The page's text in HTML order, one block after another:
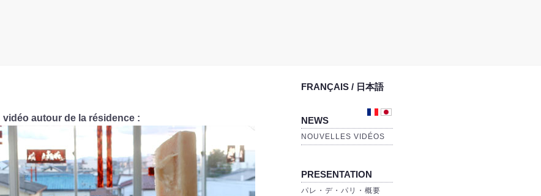
vidéo autour de la résidence :
FRANÇAIS / 日本語
NEWS
NOUVELLES VIDÉOS
PRESENTATION
パレ・デ・パリ・概要